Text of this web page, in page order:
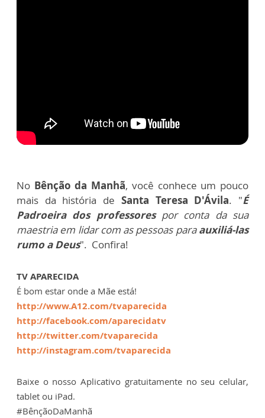
No Bênção da Manhã, você conhece um pouco
mais da história de Santa Teresa D'Ávila. "É
Padroeira dos professorespor conta da sua
maestria em lidar com as pessoas paraauxiliá-las
rumo a Deus". Confira!
TV APARECIDA
É bom estar onde a Mãe está!
http://www.A12.com/tvaparecida
http://facebook.com/aparecidatv
http://twitter.com/tvaparecida
http://instagram.com/tvaparecida
Baixe o nosso Aplicativo gratuitamente no seu celular,
tablet ou iPad.
#BênçãoDaManhã